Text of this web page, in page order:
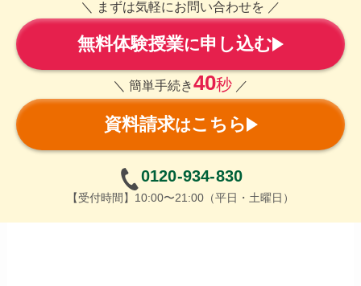
＼ まずは気軽にお問い合わせを ／
無料体験授業に申し込む
＼ 簡単手続き40秒 ／
資料請求はこちら
0120-934-830
【受付時間】10:00〜21:00（平日・土曜日）